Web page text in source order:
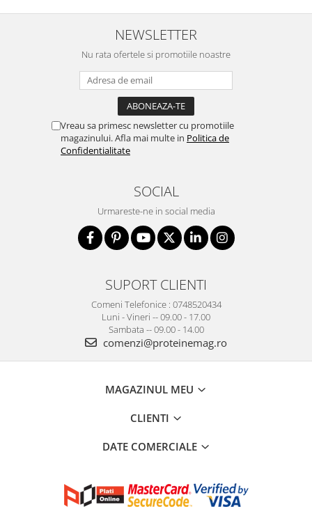
NEWSLETTER
Nu rata ofertele si promotiile noastre
Vreau sa primesc newsletter cu promotiile
magazinului. Afla mai multe in Politica de
Confidentialitate
SOCIAL
Urmareste-ne in social media
SUPORT CLIENTI
Comeni Telefonice : 0748520434
Luni - Vineri -- 09.00 - 17.00
Sambata -- 09.00 - 14.00
comenzi@proteinemag.ro
MAGAZINUL MEU
CLIENTI
DATE COMERCIALE